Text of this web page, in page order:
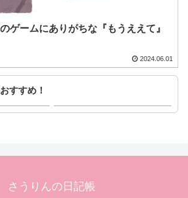
ゲームにありがちな『もうええて』
2024.06.01
すすめ！
Amazon
テクト & ケア
〈 予防
そばかすを防
〉 : ビューテ
Amazon
ポイカプセルNo.9 ブルマのバイク 約
110mm ABS&PVC製 塗装済み可動フ
さうりんの日記帳